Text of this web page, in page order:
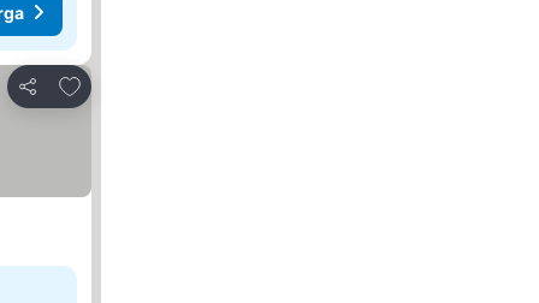
Kongsi
Tambah ke favorit